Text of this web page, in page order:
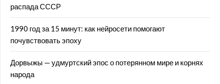
распада СССР
1990 год за 15 минут: как нейросети помогают
почувствовать эпоху
Дорвыжы — удмуртский эпос о потерянном мире и корнях
народа